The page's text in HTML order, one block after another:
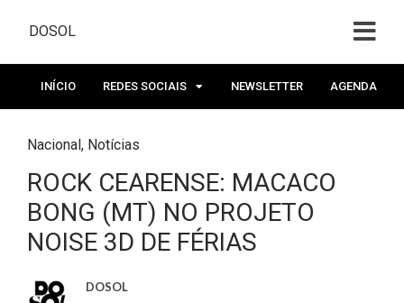
DOSOL
INÍCIO REDES SOCIAIS NEWSLETTER AGENDA
Nacional, Notícias
ROCK CEARENSE: MACACO
BONG (MT) NO PROJETO
NOISE 3D DE FÉRIAS
DOSOL